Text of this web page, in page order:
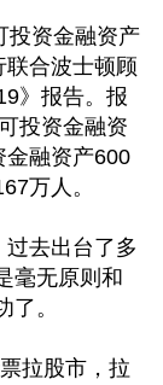
投资金融资产
合波士顿顾
》报告。报
投资金融资
金融资产600
万人。
去出台了多
毫无原则和
。
拉股市，拉